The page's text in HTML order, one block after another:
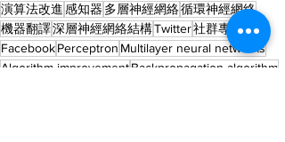
演算法改進感知器 多層神經網絡循環神經網絡
機器翻譯深層神經網絡結構Twitter社群專用標籤
FacebookPerceptron Multilayer neural networks
Algorithm improvementBackpropagation algorithm